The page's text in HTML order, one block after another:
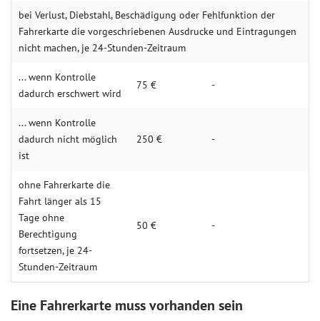
bei Verlust, Diebstahl, Beschädigung oder Fehlfunktion der
Fahrerkarte die vorgeschriebenen Ausdrucke und Eintragungen
nicht machen, je 24-Stunden-Zeitraum
... wenn Kontrolle
dadurch erschwert wird
75 € -
... wenn Kontrolle
dadurch nicht möglich
ist
250 € -
ohne Fahrerkarte die
Fahrt länger als 15
Tage ohne
Berechtigung
fortsetzen, je 24-
Stunden-Zeitraum
50 € -
Eine Fahrerkarte muss vorhanden sein